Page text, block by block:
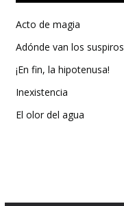
Acto de magia
Adónde van los suspiros
¡En fin, la hipotenusa!
Inexistencia
El olor del agua